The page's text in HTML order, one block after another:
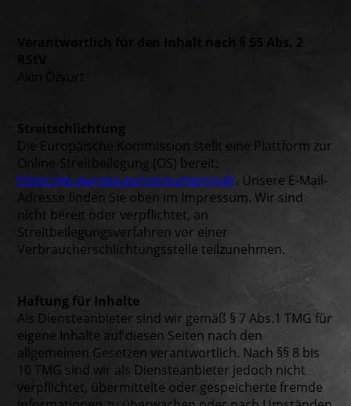
Verantwortlich für den Inhalt nach § 55 Abs. 2
Streitschlichtung
Die Europäische Kommission stellt eine Plattform zur
Online-Streitbeilegung (OS) bereit:
https://ec.europa.eu/consumers/odr. Unsere E-Mail-
Adresse finden Sie oben im Impressum. Wir sind
nicht bereit oder verpflichtet, an
Streitbeilegungsverfahren vor einer
Verbraucherschlichtungsstelle teilzunehmen.
Haftung für Inhalte
Als Diensteanbieter sind wir gemäß § 7 Abs.1 TMG für
eigene Inhalte auf diesen Seiten nach den
allgemeinen Gesetzen verantwortlich. Nach §§ 8 bis
10 TMG sind wir als Diensteanbieter jedoch nicht
verpflichtet, übermittelte oder gespeicherte fremde